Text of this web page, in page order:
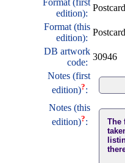
Format (first
edition):
Postcard
Format (this
edition):
Postcard
DB artwork
code:
30946
Notes (first
edition)?:
Notes (this
edition)?:
The